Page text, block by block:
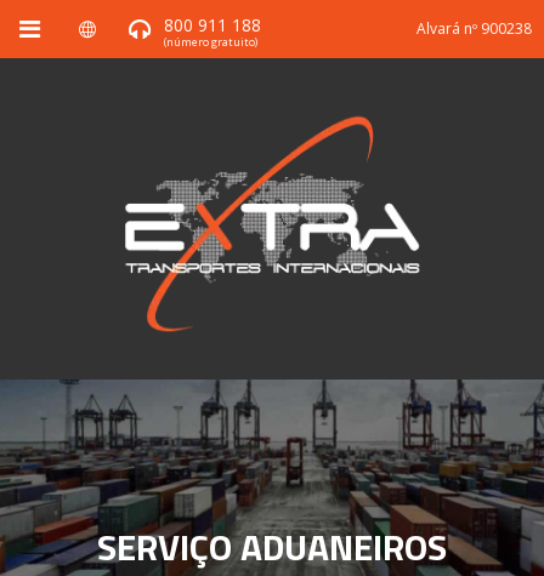
800 911 188
(número gratuito)
Alvará nº 900238
SERVIÇO ADUANEIROS